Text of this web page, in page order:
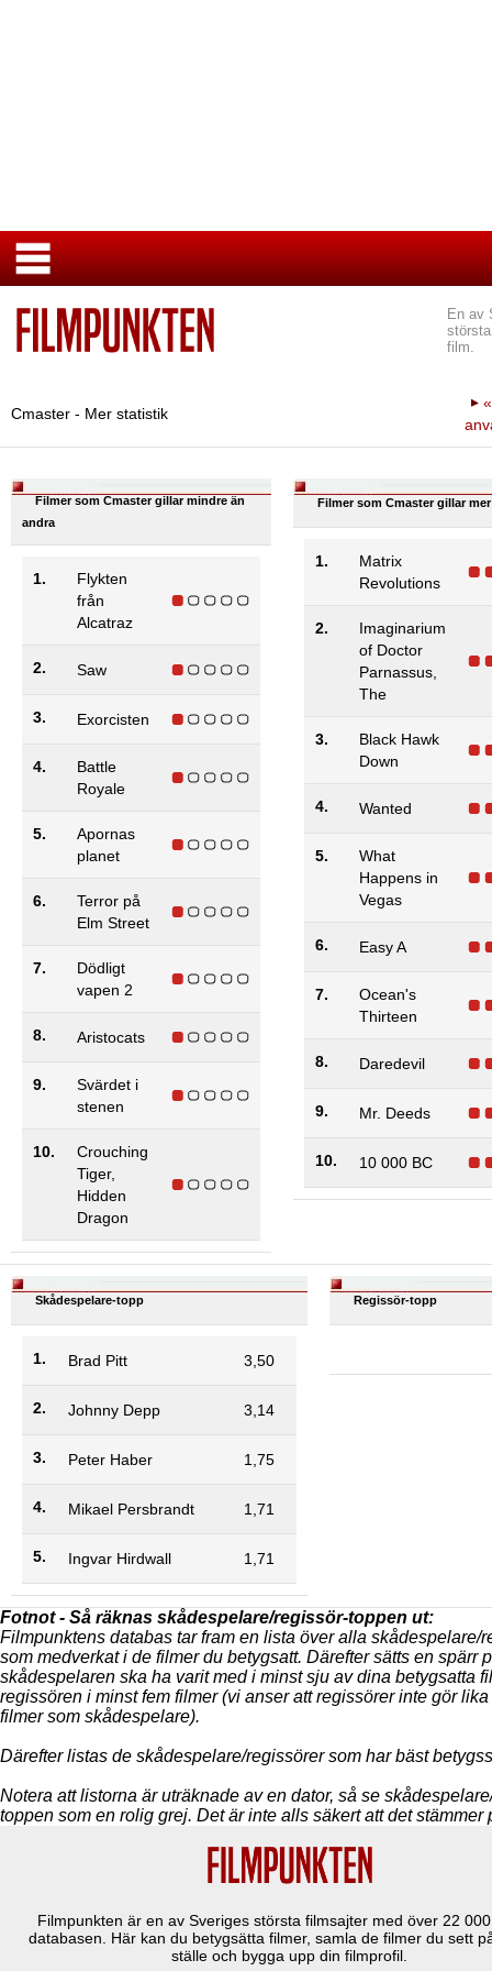
En av
film.
Cmaster - Mer statistik
Filmer som Cmaster gillar mindre än
andra
1.
Flykten
från
Alcatraz
2. Saw
3. Exorcisten
4.
Battle
Royale
5.
Apornas
planet
6.
Terror på
Elm Street
7.
Dödligt
vapen 2
8. Aristocats
9.
Svärdet i
stenen
10.
Crouching
Tiger,
Hidden
Dragon
Filmer som Cmaster gillar mer
1.
Matrix
Revolutions
2.
Imaginarium
of Doctor
Parnassus,
The
3.
Black Hawk
Down
4. Wanted
5.
What
Happens in
Vegas
6. Easy A
7.
Ocean's
Thirteen
8. Daredevil
9. Mr. Deeds
10. 10 000 BC
Skådespelare-topp
1. Brad Pitt 3,50
2. Johnny Depp 3,14
3. Peter Haber 1,75
4. Mikael Persbrandt 1,71
5. Ingvar Hirdwall 1,71
Regissör-topp
Fotnot - Så räknas skådespelare/regissör-toppen ut:
Filmpunktens databas tar fram en lista över alla skådespelare/
som medverkat i de filmer du betygsatt. Därefter sätts en spärr
skådespelaren ska ha varit med i minst sju av dina betygsatta
regissören i minst fem filmer (vi anser att regissörer inte gör
filmer som skådespelare).
Därefter listas de skådespelare/regissörer som har bäst
Notera att listorna är uträknade av en dator, så se
toppen som en rolig grej. Det är inte alls säkert att det stämmer
Filmpunkten är en av Sveriges största filmsajter med över 22 000
databasen. Här kan du betygsätta filmer, samla de filmer du sett
ställe och bygga upp din filmprofil.